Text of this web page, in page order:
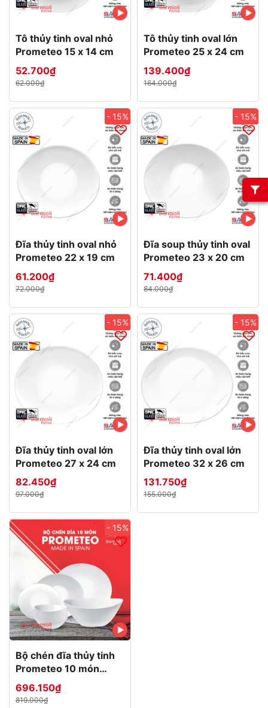
Tô thủy tinh oval nhỏ
Prometeo 15 x 14 cm
52.700₫
62.000₫
Tô thủy tinh oval lớn
Prometeo 25 x 24 cm
139.400₫
164.000₫
- 15%
Đĩa thủy tinh oval nhỏ
Prometeo 22 x 19 cm
61.200₫
72.000₫
- 15%
Đĩa soup thủy tinh oval
Prometeo 23 x 20 cm
71.400₫
84.000₫
- 15%
Đĩa thủy tinh oval lớn
Prometeo 27 x 24 cm
82.450₫
97.000₫
- 15%
Đĩa thủy tinh oval lớn
Prometeo 32 x 26 cm
131.750₫
155.000₫
- 15%
Bộ chén đĩa thủy tinh
Prometeo 10 món
(Bormioli Rocco)
696.150₫
819.000₫